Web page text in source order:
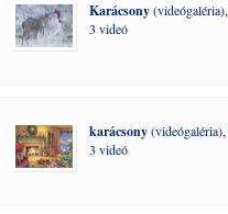
Karácsony(videógaléria),
3 videó
karácsony(videógaléria),
3 videó